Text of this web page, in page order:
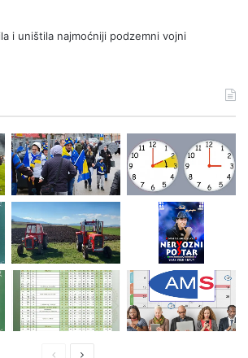
i uništila najmoćniji podzemni vojni
PrethodnaNaredna